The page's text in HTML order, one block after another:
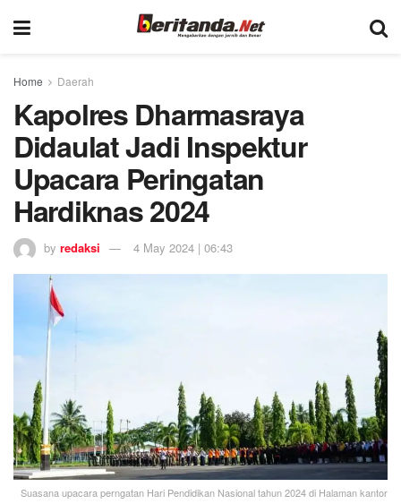
Home Daerah
Kapolres Dharmasraya
Didaulat Jadi Inspektur
Upacara Peringatan
Hardiknas 2024
by redaksi 4 May 2024 | 06:43
Suasana upacara perngatan Hari Pendidikan Nasional tahun 2024 di Halaman kantor